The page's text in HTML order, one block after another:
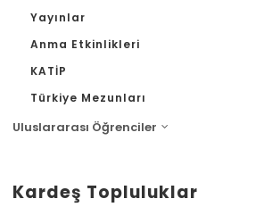
Yayınlar
Anma Etkinlikleri
KATİP
Türkiye Mezunları
Uluslararası Öğrenciler
Kardeş Topluluklar